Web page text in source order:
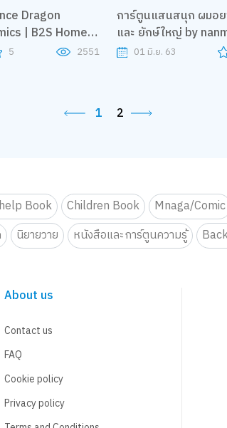
Dragon
| B2S Home
5 2551
การ์ตูนแสนสนุก ผมอย
และ ยักษ์ใหญ่ by
Home Sweet Home
01 มิ.ย. 63
1 2
Book Children Book Mnaga/Comic
นิยายวาย หนังสือและการ์ตูนความรู้
About us
Contact us
FAQ
Cookie policy
Privacy policy